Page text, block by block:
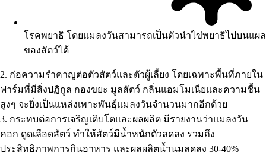
โรคพยาธิ โดยแมลงวันสามารถเป็นตัวนำไข่พยาธิไปบนแผล
ของสัตว์ได้
2. ก่อความรำคาญต่อตัวสัตว์และตัวผู้เลี้ยง โดยเฉพาะพื้นที่ภายใน
ฟาร์มที่มีสิ่งปฏิกูล กองขยะ มูลสัตว์ กลิ่นแอมโมเนียและความชื้น
สูงๆ จะยิ่งเป็นแหล่งเพาะพันธุ์แมลงวันจำนวนมากอีกด้วย
3. กระทบต่อการเจริญเติบโตและผลผลิต มีรายงานว่าแมลงวัน
คอก ดูดเลือดสัตว์ ทำให้สัตว์มีน้ำหนักตัวลดลง รวมถึง
ประสิทธิภาพการกินอาหาร และผลผลิตน้ำนมลดลง 30-40%